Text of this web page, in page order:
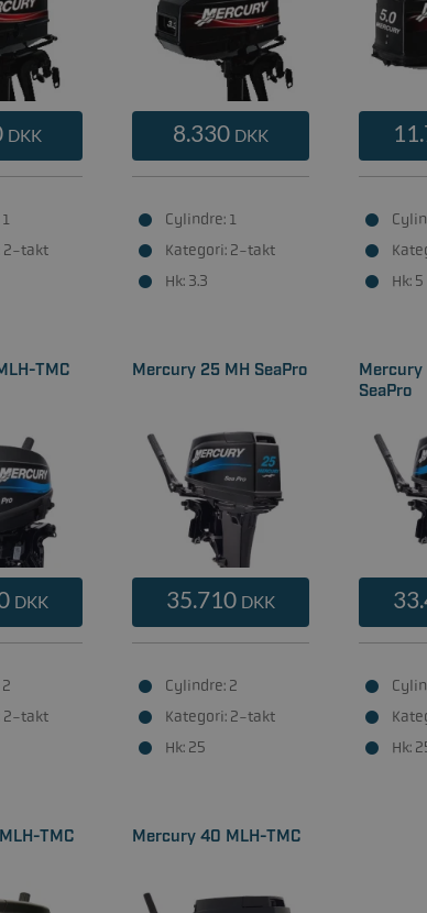
DKK
2-takt
8.330 DKK
Cylindre: 1
Kategori: 2-takt
Hk: 3.3
Hk: 5
TMC
DKK
2-takt
Mercury 25 MH SeaPro
35.710 DKK
Cylindre: 2
Kategori: 2-takt
Hk: 25
Mercury
SeaPro
Hk:
TMC Mercury 40 MLH-TMC